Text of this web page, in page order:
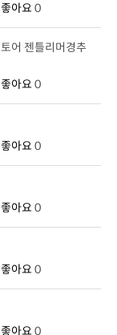
좋아요 0
좋아요 0
좋아요 0
좋아요 0
좋아요 0
좋아요 0